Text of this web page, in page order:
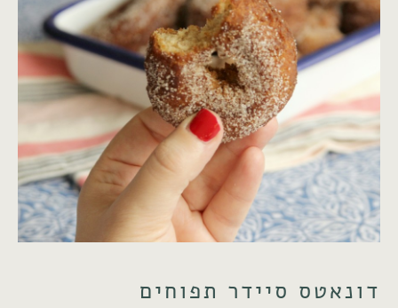
דונאטס סיידר תפוחים